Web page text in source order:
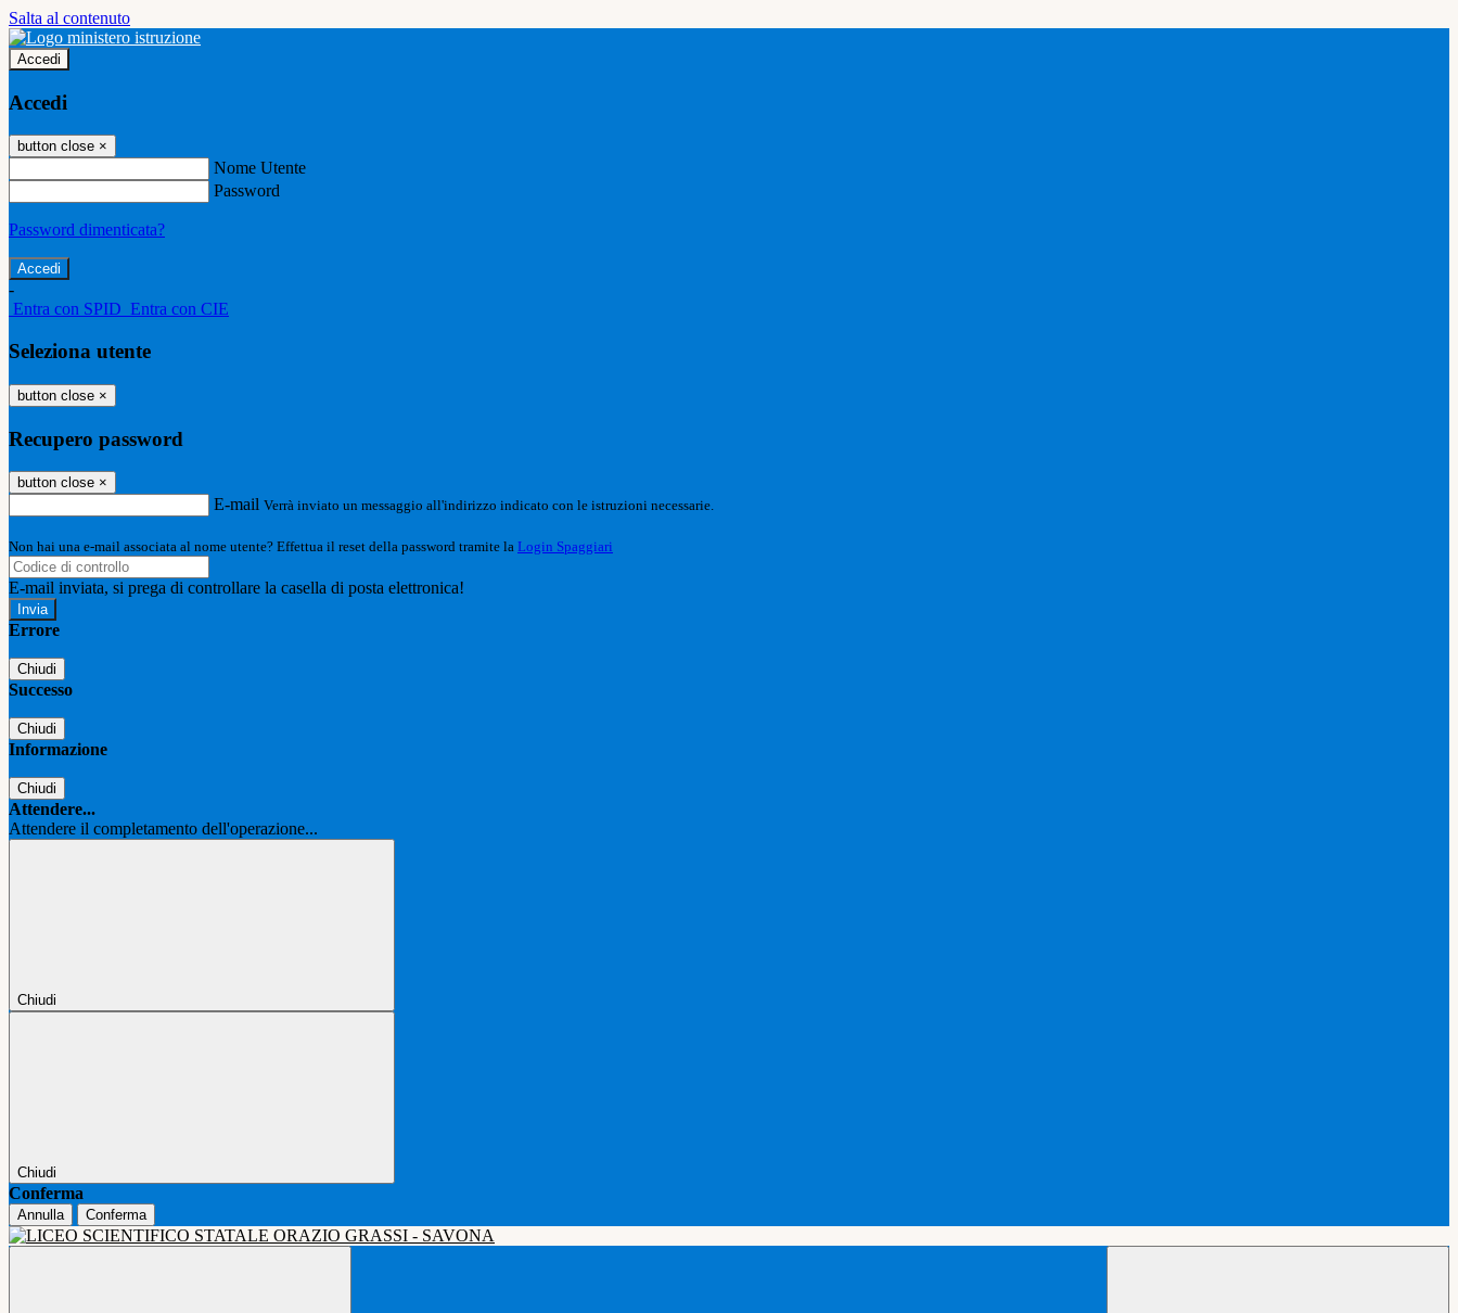
Salta al contenuto
Accedi
Accedi
button close ×
Nome Utente
Password
Password dimenticata?
-
Entra con SPID Entra con CIE
Seleziona utente
button close ×
Recupero password
button close ×
E-mail Verrà inviato un messaggio all'indirizzo indicato con le istruzioni necessarie.
Non hai una e-mail associata al nome utente? Effettua il reset della password tramite la Login Spaggiari
E-mail inviata, si prega di controllare la casella di posta elettronica!
Errore
Chiudi
Successo
Chiudi
Informazione
Chiudi
Attendere...
Attendere il completamento dell'operazione...
Chiudi
Chiudi
Conferma
Annulla Conferma